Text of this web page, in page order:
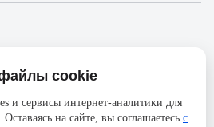
S803S
, чтобы иметь
могут отличаться от реального
Компания АйДистрибьют не несёт
текущей модели товаров фотографиям,
cookie
и сервисы интернет-аналитики для
на сайте, вы соглашаетесь с